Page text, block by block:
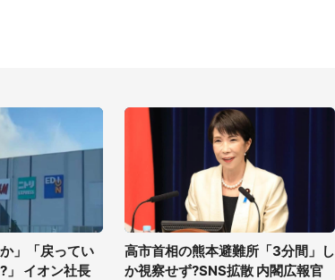
」「戻ってい
」 イオン社長
高市首相の熊本避難所「3分間」し
か視察せず?SNS拡散 内閣広報官